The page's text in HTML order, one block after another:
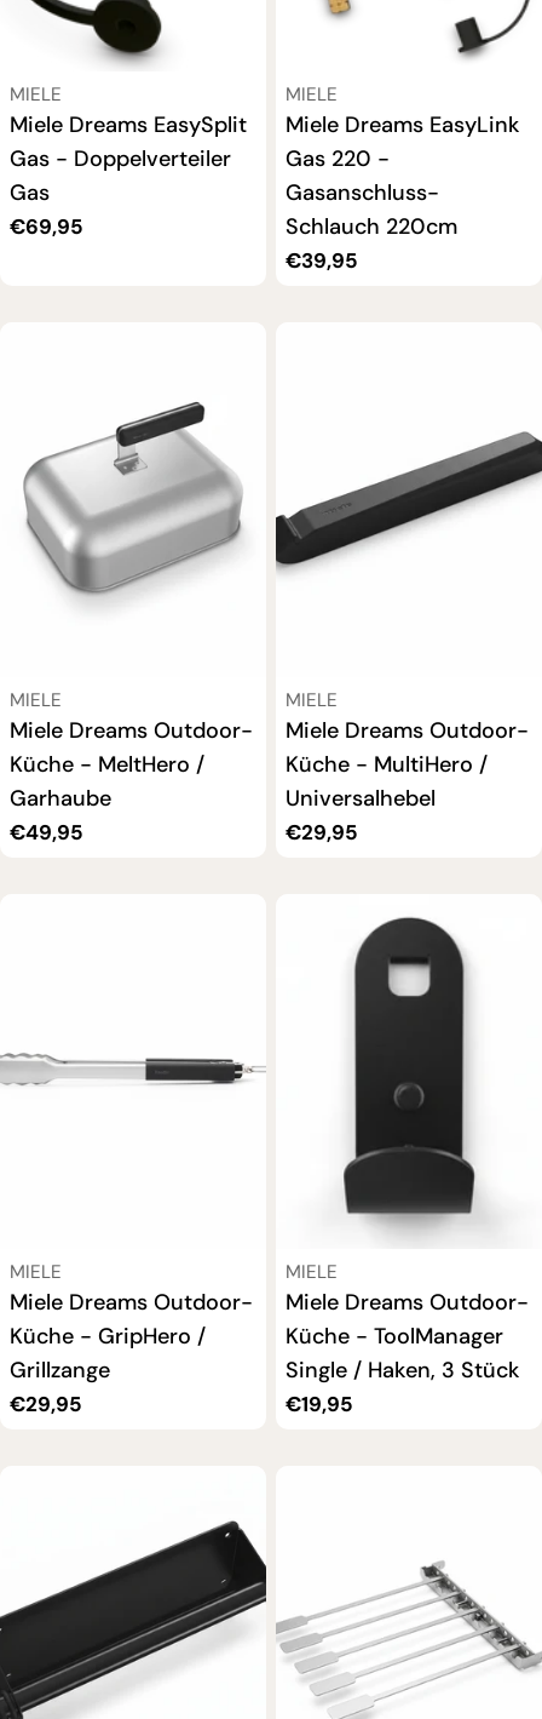
VERKÄUFER:
MIELE
Miele Dreams EasySplit
Gas - Doppelverteiler
Gas
Regulärer
€69,95
VERKÄUFER:
MIELE
Miele Dreams EasyLink
Gas 220 -
Gasanschluss-
Schlauch 220cm
Regulärer
€39,95
VERKÄUFER:
MIELE
Miele Dreams Outdoor-
Küche - MeltHero /
Garhaube
Regulärer
€49,95
VERKÄUFER:
MIELE
Miele Dreams Outdoor-
Küche - MultiHero /
Universalhebel
Regulärer
€29,95
VERKÄUFER:
MIELE
Miele Dreams Outdoor-
Küche - GripHero /
Grillzange
Regulärer
€29,95
VERKÄUFER:
MIELE
Miele Dreams Outdoor-
Küche - ToolManager
Single / Haken, 3 Stück
Regulärer
€19,95